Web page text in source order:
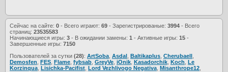
Сейчас на сайте: 0 - Всего играют: 69 - Зарегистрированые: 3994 - Всего
страниц: 23535583
Начинающиеся игры: 3 - В ожидании замены: 1 - Активные игры: 15 -
Завершенные игры: 7150
Пользователей за сутки (28): ArtSoba Asdal Baltikaplus Cherubaell
Demosfen FES Flame fybsab GreyVe iOnik Kasadorchik Koch Le
Korzinqua Lisichka-Pacifist Lord Vezhlivogo Negativa Misanthrope12